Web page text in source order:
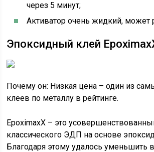
через 5 минут;
Активатор очень жидкий, может
Эпоксидный клей
Почему он: Низкая цена – один из
клеев по металлу в рейтинге.
EpoximaxX – это
классического ЭДП на основе
Благодаря этому удалось уменьшить